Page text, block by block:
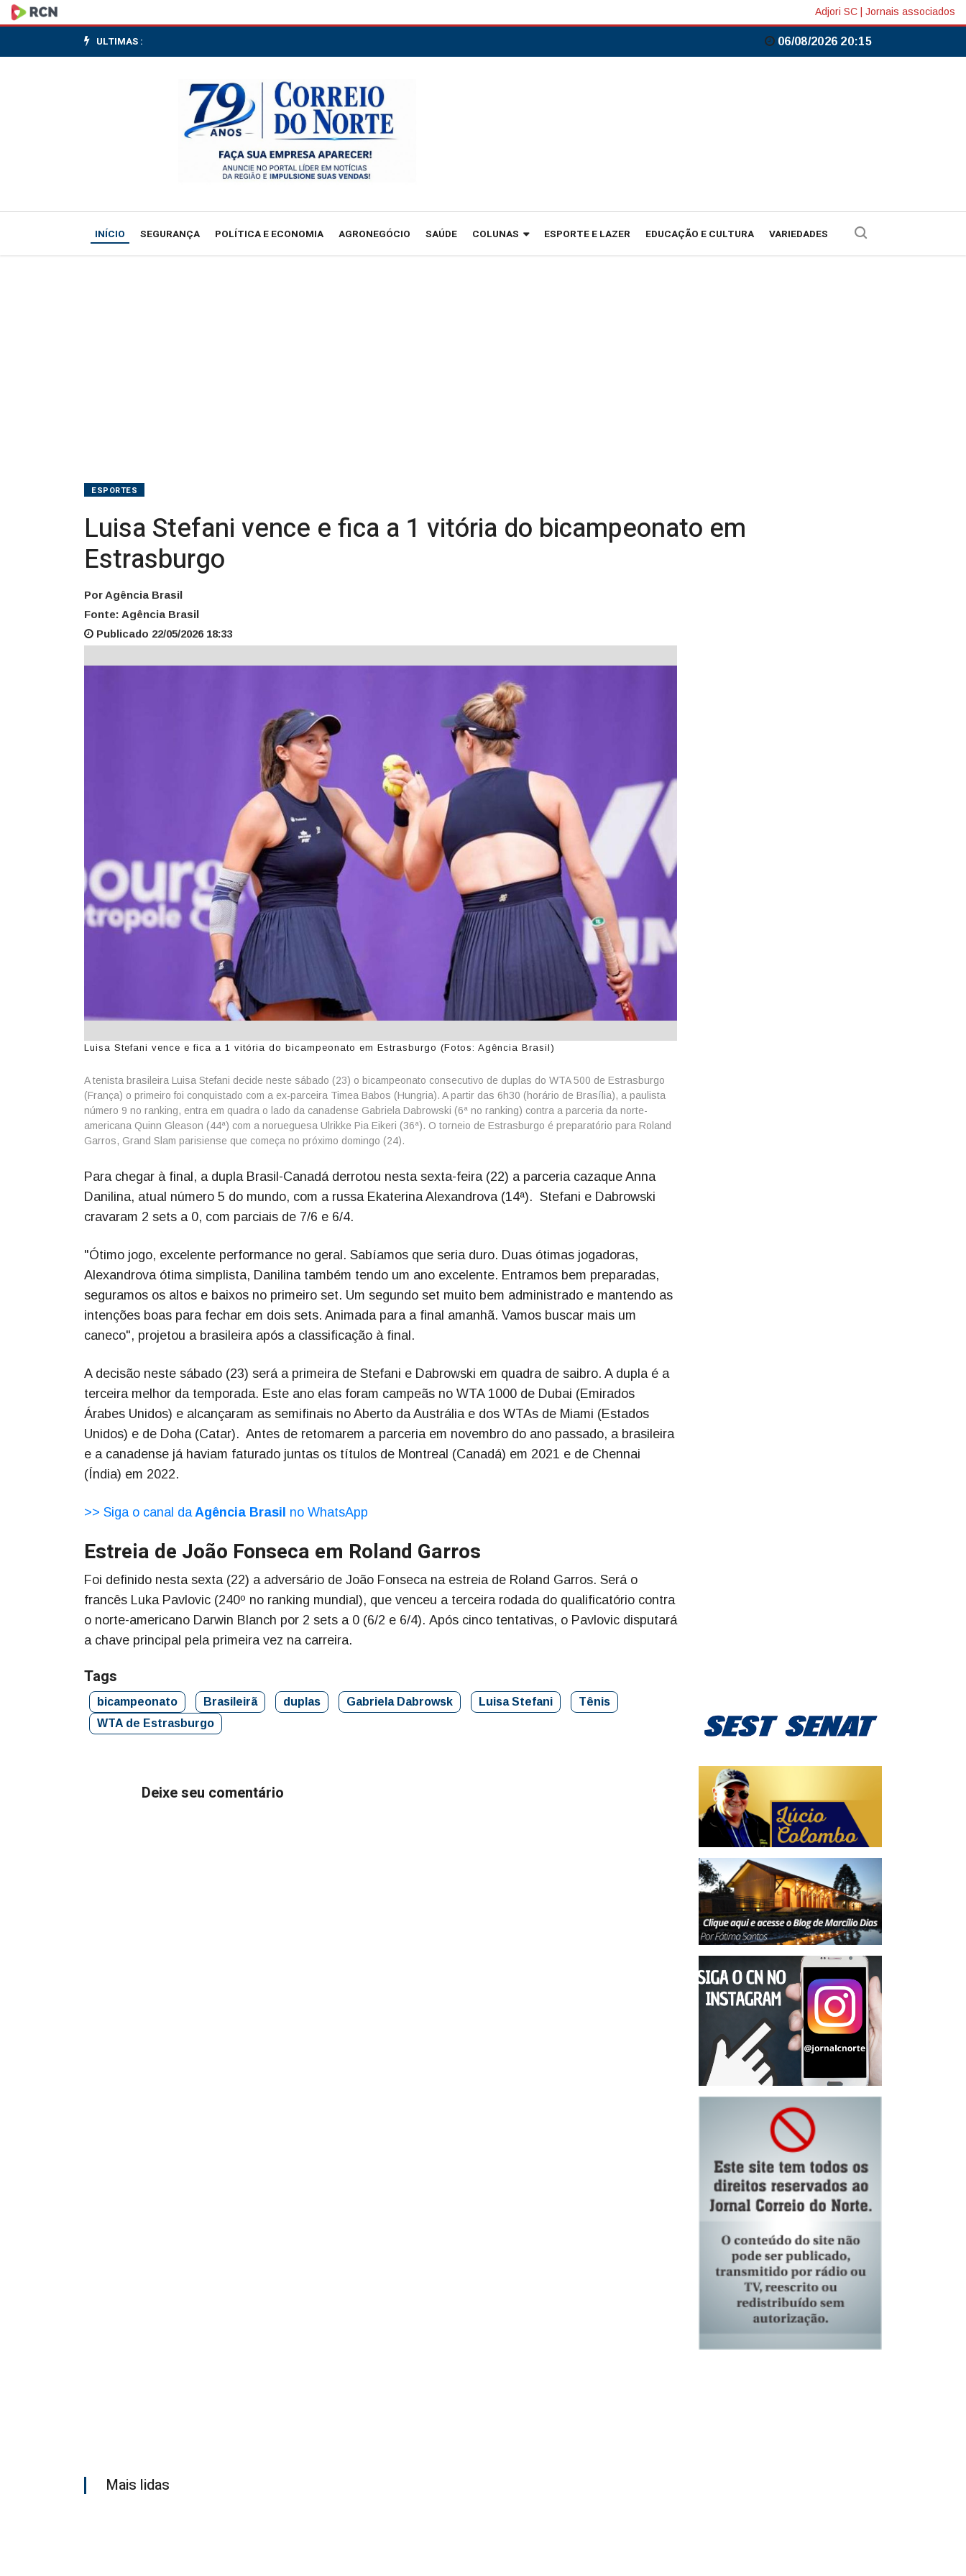
Luisa
Stefani
1
Adjori SC Jornais associados
ULTIMAS : 06/08/2026 20:15
INÍCIO SEGURANÇA POLÍTICA E ECONOMIA AGRONEGÓCIO SAÚDE COLUNAS ESPORTE E LAZER EDUCAÇÃO E CULTURA VARIEDADES
ESPORTES
Luisa Stefani vence e fica a 1 vitória do bicampeonato em
Estrasburgo
Por Agência Brasil
Fonte: Agência Brasil
Publicado 22/05/2026 18:33
Luisa Stefani vence e fica a 1 vitória do bicampeonato em Estrasburgo (Fotos: Agência Brasil)
A tenista brasileira Luisa Stefani decide neste sábado (23) o bicampeonato consecutivo de duplas do WTA 500 de Estrasburgo
(França) o primeiro foi conquistado com a ex-parceira Timea Babos (Hungria). A partir das 6h30 (horário de Brasília), a paulista
número 9 no ranking, entra em quadra o lado da canadense Gabriela Dabrowski (6ª no ranking) contra a parceria da norte-
americana Quinn Gleason (44ª) com a norueguesa Ulrikke Pia Eikeri (36ª). O torneio de Estrasburgo é preparatório para Roland
Garros, Grand Slam parisiense que começa no próximo domingo (24).
Para chegar à final, a dupla Brasil-Canadá derrotou nesta sexta-feira (22) a parceria cazaque Anna
Danilina, atual número 5 do mundo, com a russa Ekaterina Alexandrova (14ª). Stefani e Dabrowski
cravaram 2 sets a 0, com parciais de 7/6 e 6/4.
"Ótimo jogo, excelente performance no geral. Sabíamos que seria duro. Duas ótimas jogadoras,
Alexandrova ótima simplista, Danilina também tendo um ano excelente. Entramos bem preparadas,
seguramos os altos e baixos no primeiro set. Um segundo set muito bem administrado e mantendo as
intenções boas para fechar em dois sets. Animada para a final amanhã. Vamos buscar mais um
caneco", projetou a brasileira após a classificação à final.
A decisão neste sábado (23) será a primeira de Stefani e Dabrowski em quadra de saibro. A dupla é a
terceira melhor da temporada. Este ano elas foram campeãs no WTA 1000 de Dubai (Emirados
Árabes Unidos) e alcançaram as semifinais no Aberto da Austrália e dos WTAs de Miami (Estados
Unidos) e de Doha (Catar). Antes de retomarem a parceria em novembro do ano passado, a brasileira
e a canadense já haviam faturado juntas os títulos de Montreal (Canadá) em 2021 e de Chennai
(Índia) em 2022.
>> Siga o canal daAgência Brasil no WhatsApp
Estreia de João Fonseca em Roland Garros
Foi definido nesta sexta (22) a adversário de João Fonseca na estreia de Roland Garros. Será o
francês Luka Pavlovic (240º no ranking mundial), que venceu a terceira rodada do qualificatório contra
o norte-americano Darwin Blanch por 2 sets a 0 (6/2 e 6/4). Após cinco tentativas, o Pavlovic disputará
a chave principal pela primeira vez na carreira.
Tags
bicampeonato Brasileirã duplas Gabriela Dabrowsk Luisa Stefani
Tênis
WTA de Estrasburgo
Deixe seu comentário
Mais lidas